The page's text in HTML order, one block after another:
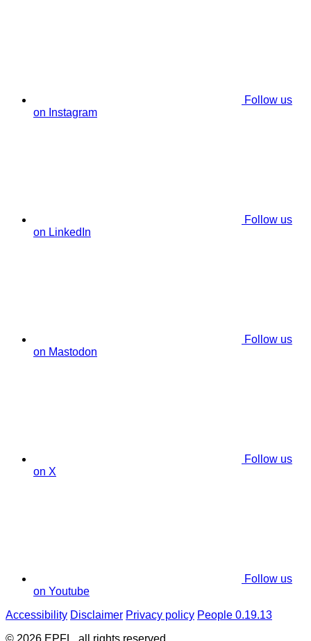
Follow us
on Instagram
Follow us
on LinkedIn
Follow us
on Mastodon
Follow us
on X
Follow us
on Youtube
Accessibility Disclaimer Privacy policy People 0.19.13